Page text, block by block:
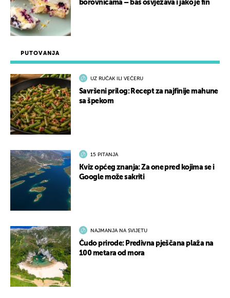
PUTOVANJA
UZ RUČAK ILI VEČERU
Savršeni prilog: Recept za najfinije mahune
sa špekom
15 PITANJA
Kviz općeg znanja: Za one pred kojima se i
Google može sakriti
NAJMANJA NA SVIJETU
Čudo prirode: Predivna pješčana plaža na
100 metara od mora
borovnicama – baš osvježava i jako je fin